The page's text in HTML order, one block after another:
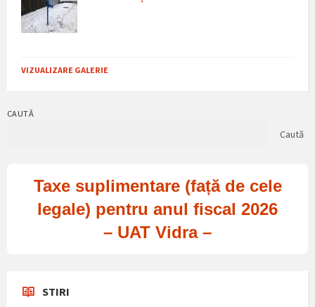
VIZUALIZARE GALERIE
CAUTĂ
Caută
Taxe suplimentare (față de cele
legale) pentru anul fiscal 2026
– UAT Vidra –
STIRI